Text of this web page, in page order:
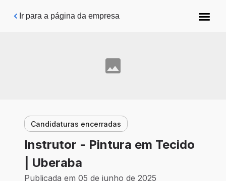
Pular para o conteúdo principal
Ir para a página da empresa
Candidaturas encerradas
Instrutor - Pintura em Tecido
| Uberaba
Publicada em 05 de junho de 2025